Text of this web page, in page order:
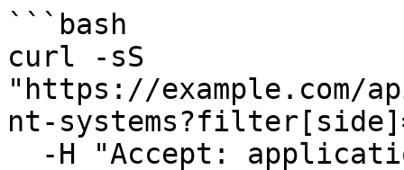
```bash
curl -sS
"https://example.com/
nt-